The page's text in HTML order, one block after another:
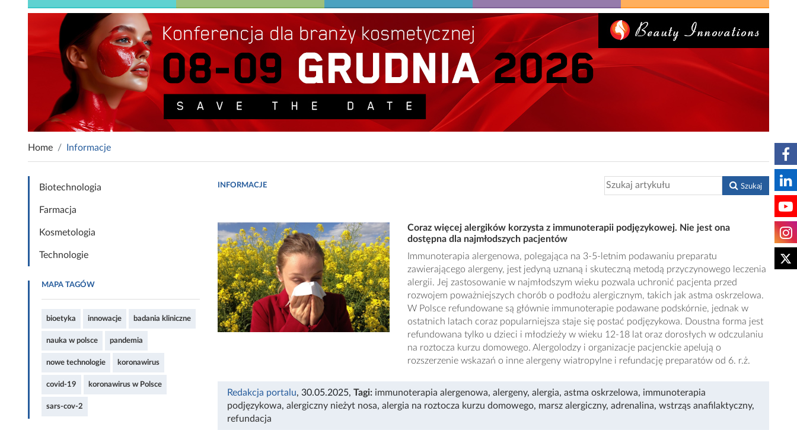
Home Informacje
Biotechnologia
Farmacja
Kosmetologia
Technologie
MAPA TAGÓW
bioetyka innowacje badania kliniczne
nauka w polsce pandemia
nowe technologie koronawirus
covid-19 koronawirus w Polsce
sars-cov-2
INFORMACJE Szukaj
Coraz więcej alergików korzysta z immunoterapii podjęzykowej. Nie jest ona
dostępna dla najmłodszych pacjentów
Immunoterapia alergenowa, polegająca na 3-5-letnim podawaniu preparatu
zawierającego alergeny, jest jedyną uznaną i skuteczną metodą przyczynowego leczenia
alergii. Jej zastosowanie w najmłodszym wieku pozwala uchronić pacjenta przed
rozwojem poważniejszych chorób o podłożu alergicznym, takich jak astma oskrzelowa.
W Polsce refundowane są głównie immunoterapie podawane podskórnie, jednak w
ostatnich latach coraz popularniejsza staje się postać podjęzykowa. Doustna forma jest
refundowana tylko u dzieci i młodzieży w wieku 12-18 lat oraz dorosłych w odczulaniu
na roztocza kurzu domowego. Alergolodzy i organizacje pacjenckie apelują o
rozszerzenie wskazań o inne alergeny wiatropylne i refundację preparatów od 6. r.ż.
Redakcja portalu, 30.05.2025, Tagi: immunoterapia alergenowa, alergeny, alergia, astma oskrzelowa, immunoterapia
podjęzykowa, alergiczny nieżyt nosa, alergia na roztocza kurzu domowego, marsz alergiczny, adrenalina, wstrząs anafilaktyczny,
refundacja